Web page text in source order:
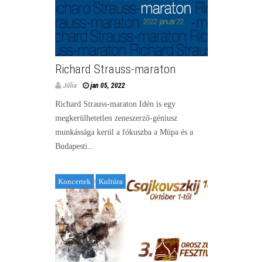
Richard Strauss-maraton
Júlia jan 05, 2022
Richard Strauss-maraton Idén is egy
megkerülhetetlen zeneszerző-géniusz
munkássága kerül a fókuszba a Müpa és a
Budapesti...
Koncertek Kultúra